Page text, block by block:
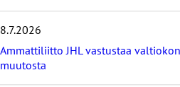
i
s
i
8.7.2026
Ammattiliitto JHL vastustaa
muutosta